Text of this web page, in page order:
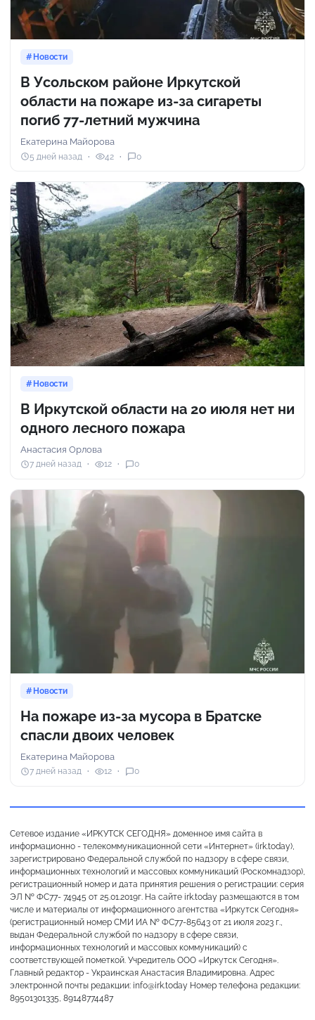
Новости
В Усольском районе Иркутской
области на пожаре из-за сигареты
погиб 77-летний мужчина
Екатерина Майорова
5 дней назад 42 0
Новости
В Иркутской области на 20 июля нет ни
одного лесного пожара
Анастасия Орлова
7 дней назад 12 0
Новости
На пожаре из-за мусора в Братске
спасли двоих человек
Екатерина Майорова
7 дней назад 12 0
Сетевое издание «ИРКУТСК СЕГОДНЯ» доменное имя сайта в
информационно - телекоммуникационной сети «Интернет» (irk.today),
зарегистрировано Федеральной службой по надзору в сфере связи,
информационных технологий и массовых коммуникаций (Роскомнадзор),
регистрационный номер и дата принятия решения о регистрации: серия
ЭЛ № ФС77- 74945 от 25.01.2019г. На сайте irk.today размещаются в том
числе и материалы от информационного агентства «Иркутск Сегодня»
(регистрационный номер СМИ ИА № ФС77-85643 от 21 июля 2023 г.,
выдан Федеральной службой по надзору в сфере связи,
информационных технологий и массовых коммуникаций) с
соответствующей пометкой. Учредитель ООО «Иркутск Сегодня».
Главный редактор - Украинская Анастасия Владимировна. Адрес
электронной почты редакции: info@irk.today Номер телефона редакции:
89501301335, 89148774487